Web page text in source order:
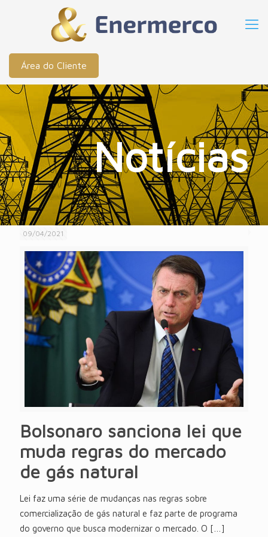
Área do Cliente
Notícias
09/04/2021
Bolsonaro sanciona lei que
muda regras do mercado
de gás natural
Lei faz uma série de mudanças nas regras sobre
comercialização de gás natural e faz parte de programa
do governo que busca modernizar o mercado. O […]